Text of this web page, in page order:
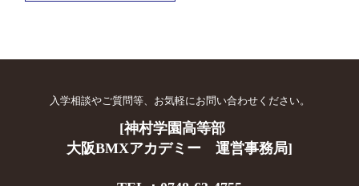
入学相談やご質問等、 お気軽にお問い合わせください。
[神村学園高等部
大阪BMXアカデミー 運営事務局]